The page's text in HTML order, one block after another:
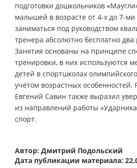
подготовки дошкольников
малышей в возрасте от 4-х до 7-ми
заниматься под руководством
тренера абсолютно бесплатно
Занятия основаны на принципе
тренировки, в них используются
детей в спортшколах
учётом возрастных особенностей.
Евгений Савин также выразил
из направлений работы
спорт.
Автор: Дмитрий Подольский
Дата публикации материала: